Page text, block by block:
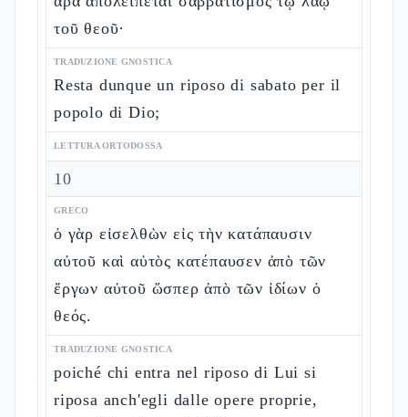
τοῦ θεοῦ·
TRADUZIONE GNOSTICA
Resta dunque un riposo di sabato per il
popolo di Dio;
LETTURA ORTODOSSA
10
GRECO
ὁ γὰρ εἰσελθὼν εἰς τὴν κατάπαυσιν
αὐτοῦ καὶ αὐτὸς κατέπαυσεν ἀπὸ τῶν
ἔργων αὐτοῦ ὥσπερ ἀπὸ τῶν ἰδίων ὁ
θεός.
TRADUZIONE GNOSTICA
poiché chi entra nel riposo di Lui si
riposa anch'egli dalle opere proprie,